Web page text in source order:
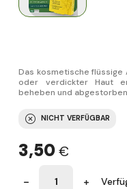
Das kosmetische flüssige
oder verdickter Haut
beheben und
NICHT VERFÜGBAR
3,50€